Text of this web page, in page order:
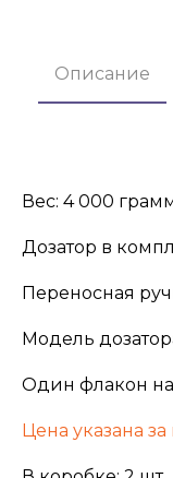
Описание
Вес: 4 000
Дозатор в
Переносная
Модель
Один флакон
Цена указана за